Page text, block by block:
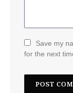
Save my
for the next